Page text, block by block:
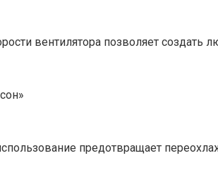
вентилятора позволяет
предотвращает